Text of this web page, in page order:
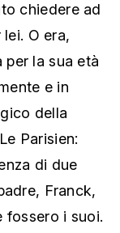
chiedere ad
O era,
la sua età
e in
della
Parisien:
di due
Franck,
fossero i suoi.